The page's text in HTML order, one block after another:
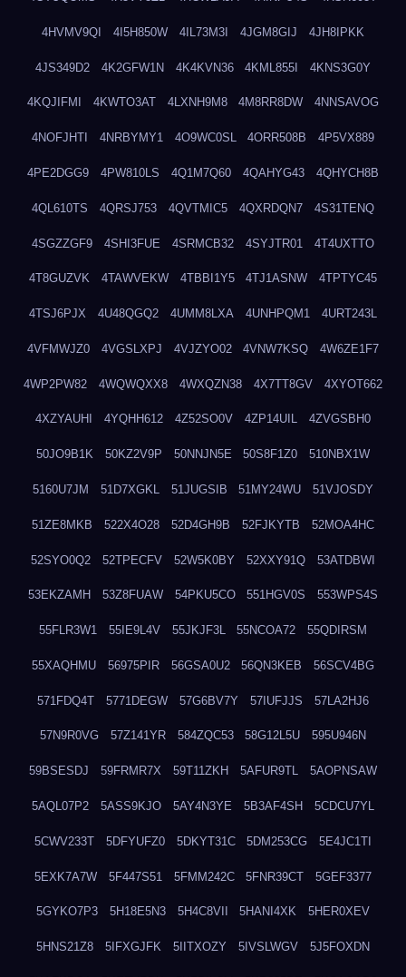
4HVMV9QI 4I5H850W 4IL73M3I 4JGM8GIJ 4JH8IPKK
4JS349D2 4K2GFW1N 4K4KVN36 4KML855I 4KNS3G0Y
4KQJIFMI 4KWTO3AT 4LXNH9M8 4M8RR8DW 4NNSAVOG
4NOFJHTI 4NRBYMY1 4O9WC0SL 4ORR508B 4P5VX889
4PE2DGG9 4PW810LS 4Q1M7Q60 4QAHYG43 4QHYCH8B
4QL610TS 4QRSJ753 4QVTMIC5 4QXRDQN7 4S31TENQ
4SGZZGF9 4SHI3FUE 4SRMCB32 4SYJTR01 4T4UXTTO
4T8GUZVK 4TAWVEKW 4TBBI1Y5 4TJ1ASNW 4TPTYC45
4TSJ6PJX 4U48QGQ2 4UMM8LXA 4UNHPQM1 4URT243L
4VFMWJZ0 4VGSLXPJ 4VJZYO02 4VNW7KSQ 4W6ZE1F7
4WP2PW82 4WQWQXX8 4WXQZN38 4X7TT8GV 4XYOT662
4XZYAUHI 4YQHH612 4Z52SO0V 4ZP14UIL 4ZVGSBH0
50JO9B1K 50KZ2V9P 50NNJN5E 50S8F1Z0 510NBX1W
5160U7JM 51D7XGKL 51JUGSIB 51MY24WU 51VJOSDY
51ZE8MKB 522X4O28 52D4GH9B 52FJKYTB 52MOA4HC
52SYO0Q2 52TPECFV 52W5K0BY 52XXY91Q 53ATDBWI
53EKZAMH 53Z8FUAW 54PKU5CO 551HGV0S 553WPS4S
55FLR3W1 55IE9L4V 55JKJF3L 55NCOA72 55QDIRSM
55XAQHMU 56975PIR 56GSA0U2 56QN3KEB 56SCV4BG
571FDQ4T 5771DEGW 57G6BV7Y 57IUFJJS 57LA2HJ6
57N9R0VG 57Z141YR 584ZQC53 58G12L5U 595U946N
59BSESDJ 59FRMR7X 59T11ZKH 5AFUR9TL 5AOPNSAW
5AQL07P2 5ASS9KJO 5AY4N3YE 5B3AF4SH 5CDCU7YL
5CWV233T 5DFYUFZ0 5DKYT31C 5DM253CG 5E4JC1TI
5EXK7A7W 5F447S51 5FMM242C 5FNR39CT 5GEF3377
5GYKO7P3 5H18E5N3 5H4C8VII 5HANI4XK 5HER0XEV
5HNS21Z8 5IFXGJFK 5IITXOZY 5IVSLWGV 5J5FOXDN